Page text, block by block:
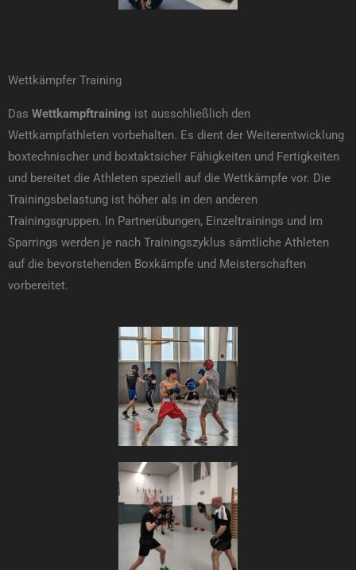
Wettkämpfer Training
Das Wettkampftraining ist ausschließlich den
Wettkampfathleten vorbehalten. Es dient der Weiterentwicklung
boxtechnischer und boxtaktsicher Fähigkeiten und Fertigkeiten
und bereitet die Athleten speziell auf die Wettkämpfe vor. Die
Trainingsbelastung ist höher als in den anderen
Trainingsgruppen. In Partnerübungen, Einzeltrainings und im
Sparrings werden je nach Trainingszyklus sämtliche Athleten
auf die bevorstehenden Boxkämpfe und Meisterschaften
vorbereitet.